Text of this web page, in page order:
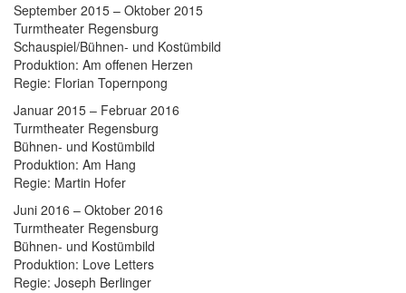
September 2015 – Oktober 2015
Turmtheater Regensburg
Schauspiel/Bühnen- und Kostümbild
Produktion: Am offenen Herzen
Regie: Florian Topernpong
Januar 2015 – Februar 2016
Turmtheater Regensburg
Bühnen- und Kostümbild
Produktion: Am Hang
Regie: Martin Hofer
Juni 2016 – Oktober 2016
Turmtheater Regensburg
Bühnen- und Kostümbild
Produktion: Love Letters
Regie: Joseph Berlinger